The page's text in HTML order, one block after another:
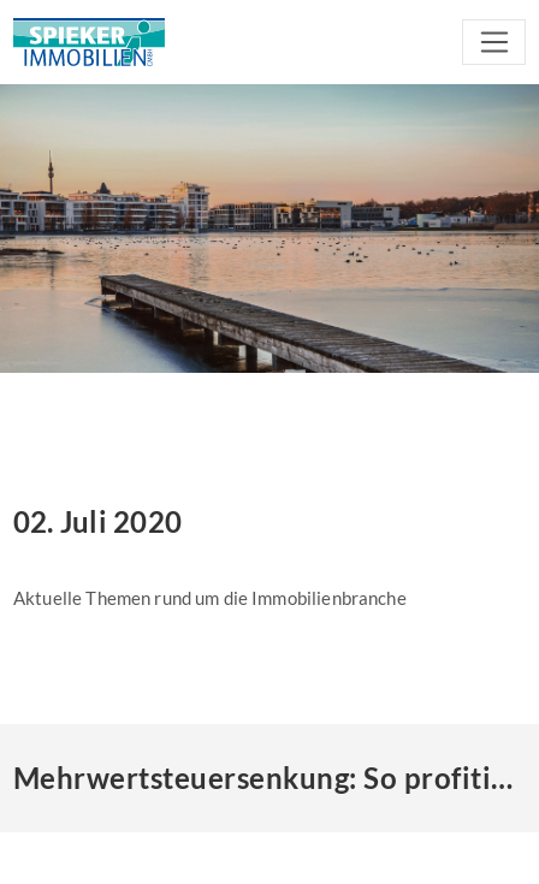
02. Juli 2020
Aktuelle Themen rund um die Immobilienbranche
Mehrwertsteuersenkung: So profitieren Eigentümer und Bauherren